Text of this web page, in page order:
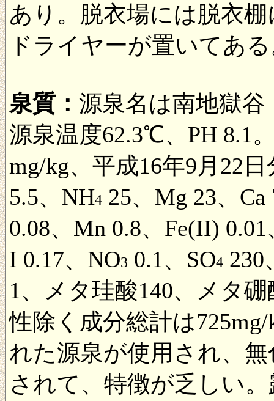
あり。脱衣場には脱衣
ドライヤーが置いてあ
泉質： 源泉名は南地獄
源泉温度62.3℃、PH 8.1
mg/kg、平成16年9月22
5.5、NH4 25、Mg 23、
0.08、Mn 0.8、Fe(II)
I 0.17、NO3 0.1、SO4 230
1、メタ珪酸140、メタ硼
性除く成分総計は
れた源泉が使用され、
されて、特徴が乏しい